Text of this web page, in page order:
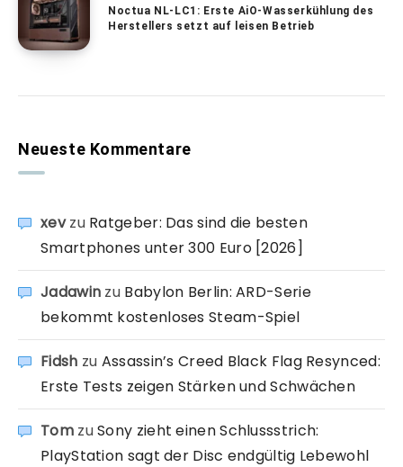
Noctua NL-LC1: Erste AiO-Wasserkühlung des
Herstellers setzt auf leisen Betrieb
Neueste Kommentare
xevzu Ratgeber: Das sind die besten
Smartphones unter 300 Euro [2026]
Jadawin zu Babylon Berlin: ARD-Serie
bekommt kostenloses Steam-Spiel
Fidsh zu Assassin’s Creed Black Flag Resynced:
Erste Tests zeigen Stärken und Schwächen
TomzuSony zieht einen Schlussstrich:
PlayStation sagt der Disc endgültig Lebewohl